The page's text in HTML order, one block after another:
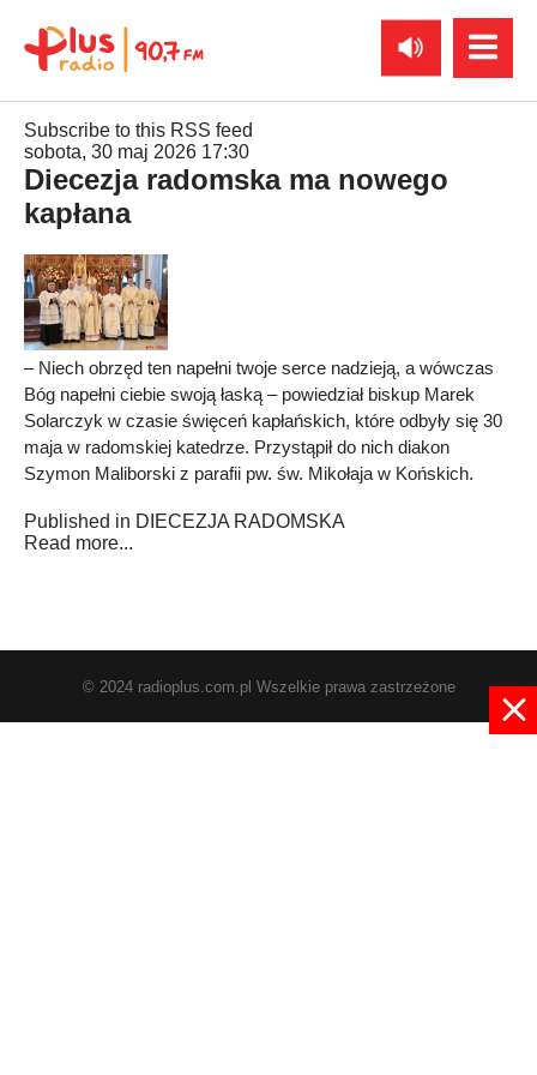
Subscribe to this RSS feed
sobota, 30 maj 2026 17:30
Diecezja radomska ma nowego
kapłana
– Niech obrzęd ten napełni twoje serce nadzieją, a wówczas
Bóg napełni ciebie swoją łaską – powiedział biskup Marek
Solarczyk w czasie święceń kapłańskich, które odbyły się 30
maja w radomskiej katedrze. Przystąpił do nich diakon
Szymon Maliborski z parafii pw. św. Mikołaja w Końskich.
Published in DIECEZJA RADOMSKA
Read more...
© 2024 radioplus.com.pl Wszelkie prawa zastrzeżone